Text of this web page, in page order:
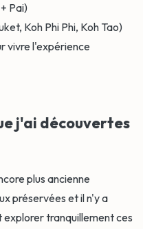
Pai)
Koh Phi Phi, Koh Tao)
vivre l'expérience
j'ai découvertes
plus ancienne
préservées et il n'y a
explorer tranquillement ces